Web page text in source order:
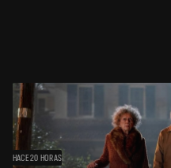
HACE 20 HORAS